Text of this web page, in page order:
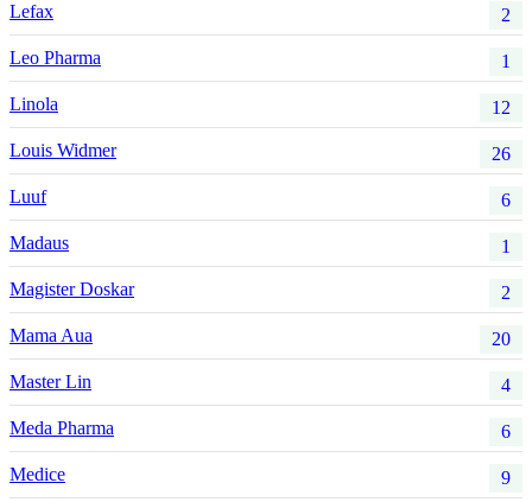
Lefax 2
Leo Pharma 1
Linola 12
Louis Widmer 26
Luuf 6
Madaus 1
Magister Doskar 2
Mama Aua 20
Master Lin 4
Meda Pharma 6
Medice 9